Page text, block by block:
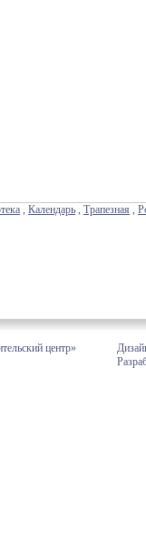
, Календарь , Трапезная ,
центр»